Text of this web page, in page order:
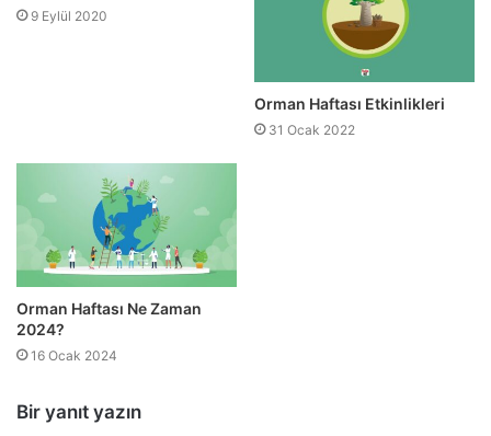
9 Eylül 2020
Orman Haftası Etkinlikleri
31 Ocak 2022
Orman Haftası Ne Zaman
2024?
16 Ocak 2024
Bir yanıt yazın